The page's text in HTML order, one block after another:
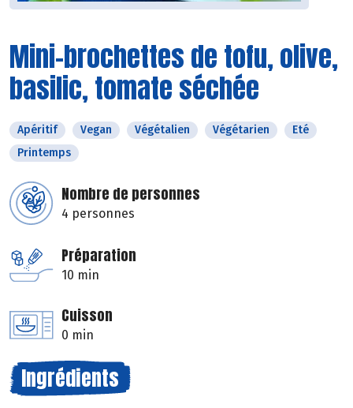
Mini-brochettes de tofu, olive,
basilic, tomate séchée
Apéritif Vegan Végétalien Végétarien
Eté
Printemps
Nombre de personnes
4 personnes
Préparation
10 min
Cuisson
0 min
Ingrédients